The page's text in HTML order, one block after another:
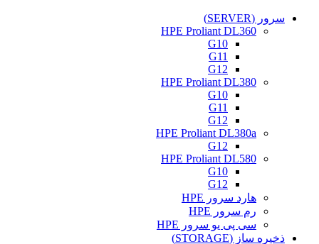
سرور (SERVER)
HPE Proliant DL360
G10
G11
G12
HPE Proliant DL380
G10
G11
G12
HPE Proliant DL380a
G12
HPE Proliant DL580
G10
G12
هارد سرور HPE
رم سرور HPE
سی پی یو سرور HPE
ذخیره ساز (STORAGE)